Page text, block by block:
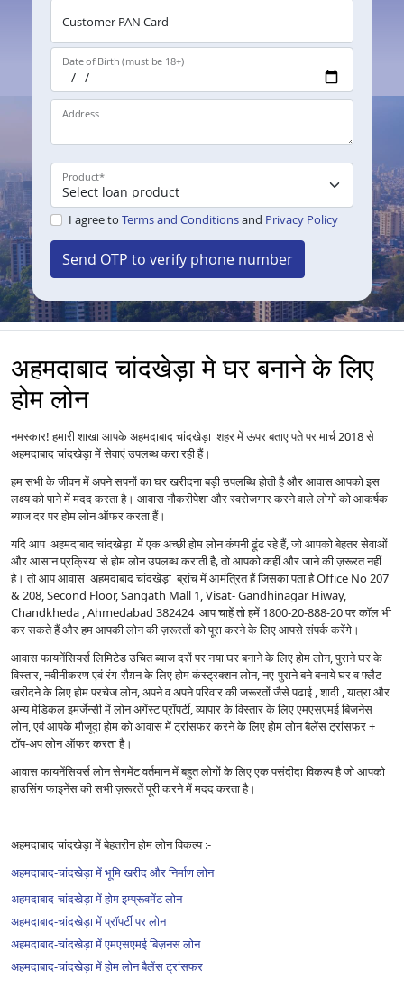
Customer PAN Card
Date of Birth (must be 18+)
Address
Product*
I agree to Terms and Conditionsand Privacy Policy
Send OTP to verify phone number
अहमदाबाद चांदखेड़ा मे घर बनाने के लिए
होम लोन
नमस्कार! हमारी शाखा आपके अहमदाबाद चांदखेड़ा शहर में ऊपर बताए पते पर मार्च 2018 से
अहमदाबाद चांदखेड़ा में सेवाएं उपलब्ध करा रही हैं।
हम सभी के जीवन में अपने सपनों का घर खरीदना बड़ी उपलब्धि होती है और आवास आपको इस
लक्ष्य को पाने में मदद करता है। आवास नौकरीपेशा और स्वरोजगार करने वाले लोगों को आकर्षक
ब्याज दर पर होम लोन ऑफर करता हैं।
यदि आप अहमदाबाद चांदखेड़ा में एक अच्छी होम लोन कंपनी ढूंढ रहे हैं, जो आपको बेहतर सेवाओं
और आसान प्रक्रिया से होम लोन उपलब्ध कराती है, तो आपको कहीं और जाने की ज़रूरत नहीं
है। तो आप आवास अहमदाबाद चांदखेड़ा ब्रांच में आमंत्रित हैं जिसका पता है Office No 207
& 208, Second Floor, Sangath Mall 1, Visat- Gandhinagar Hiway,
Chandkheda , Ahmedabad 382424 आप चाहें तो हमें 1800-20-888-20 पर कॉल भी
कर सकते हैं और हम आपकी लोन की ज़रूरतों को पूरा करने के लिए आपसे संपर्क करेंगे।
आवास फायनेंसियर्स लिमिटेड उचित ब्याज दरों पर नया घर बनाने के लिए होम लोन, पुराने घर के
विस्तार, नवीनीकरण एवं रंग-रौग़न के लिए होम कंस्ट्रक्शन लोन, नए-पुराने बने बनाये घर व फ्लैट
खरीदने के लिए होम परचेज लोन, अपने व अपने परिवार की जरूरतों जैसे पढाई , शादी , यात्रा और
अन्य मेडिकल इमर्जेन्सी में लोन अगेंस्ट प्रॉपर्टी, व्यापार के विस्तार के लिए एमएसएमई बिजनेस
लोन, एवं आपके मौजूदा होम को आवास में ट्रांसफर करने के लिए होम लोन बैलेंस ट्रांसफर +
टॉप-अप लोन ऑफर करता है।
आवास फायनेंसियर्स लोन सेगमेंट वर्तमान में बहुत लोगों के लिए एक पसंदीदा विकल्प है जो आपको
हाउसिंग फाइनेंस की सभी ज़रूरतें पूरी करने में मदद करता है।
अहमदाबाद चांदखेड़ा में बेहतरीन होम लोन विकल्प :-
अहमदाबाद-चांदखेड़ा में भूमि खरीद और निर्माण लोन
अहमदाबाद-चांदखेड़ा में होम इम्प्रूवमेंट लोन
अहमदाबाद-चांदखेड़ा में प्रॉपर्टी पर लोन
अहमदाबाद-चांदखेड़ा में एमएसएमई बिज़नस लोन
अहमदाबाद-चांदखेड़ा में होम लोन बैलेंस ट्रांसफर